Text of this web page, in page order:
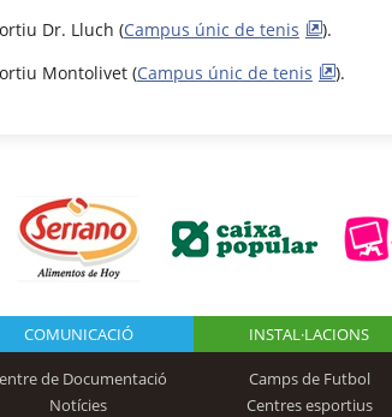
Dr. Lluch (Campus únic de tenis
).
Montolivet (Campus únic de tenis ).
COMUNICACIÓ
de Documentació
Notícies
INSTAL·LACIONS
Camps de Futbol
Centres esportius